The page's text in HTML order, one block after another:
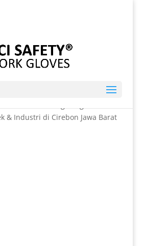
& Industri di Cirebon Jawa Barat